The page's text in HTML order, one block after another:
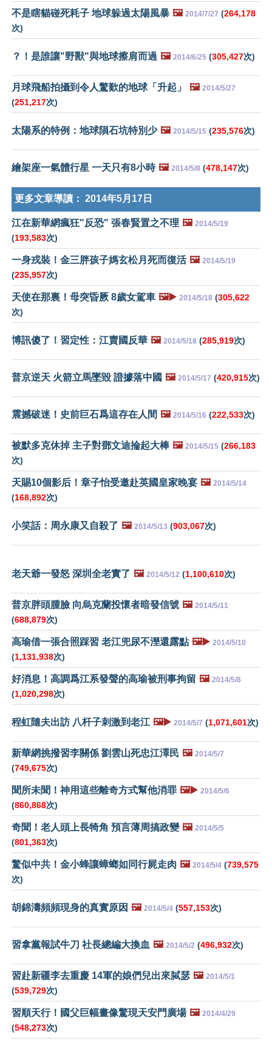
不是瞎貓碰死耗子 地球躲過太陽風暴 🖼️ 2014/7/27 (264,178
次)
？！是誰讓"野獸"與地球擦肩而過 🖼️ 2014/6/25 (305,427次)
月球飛船拍攝到令人驚歎的地球「升起」 🖼️ 2014/5/27
(251,217次)
太陽系的特例：地球隕石坑特別少 🖼️ 2014/5/15 (235,576次)
繪架座一氣體行星 一天只有8小時 🖼️ 2014/5/8 (478,147次)
更多文章導讀： 2014年5月17日
江在新華網瘋狂"反恐" 張春賢置之不理 🖼️ 2014/5/19
(193,583次)
一身戎裝！金三胖孩子媽玄松月死而復活 🖼️ 2014/5/19
(235,957次)
天使在那裏！母突昏厥 8歲女駕車 🖼️▶️ 2014/5/18 (305,622
次)
博訊傻了！習定性：江賣國反華 🖼️ 2014/5/18 (285,919次)
普京逆天 火箭立馬墜毀 證據落中國 🖼️ 2014/5/17 (420,915次)
震撼破迷！史前巨石爲這存在人間 🖼️ 2014/5/16 (222,533次)
被默多克休掉 主子對鄧文迪掄起大棒 🖼️ 2014/5/15 (266,183
次)
天賜10個影后！章子怡受邀赴英國皇家晚宴 🖼️ 2014/5/14
(168,892次)
小笑話：周永康又自殺了 🖼️ 2014/5/13 (903,067次)
老天爺一發怒 深圳全老實了 🖼️ 2014/5/12 (1,100,610次)
普京胖頭腫臉 向烏克蘭投懷者暗發信號 🖼️ 2014/5/11
(688,879次)
高瑜借一張合照踩習 老江兜尿不溼還露點 🖼️▶️ 2014/5/10
(1,131,938次)
好消息！高調爲江系發聲的高瑜被刑事拘留 🖼️ 2014/5/8
(1,020,298次)
程虹隨夫出訪 八杆子刺激到老江 🖼️▶️ 2014/5/7 (1,071,601次)
新華網挑撥習李關係 劉雲山死忠江澤民 🖼️ 2014/5/7
(749,675次)
聞所未聞！神用這些離奇方式幫他消罪 🖼️▶️ 2014/5/6
(860,868次)
奇聞！老人頭上長犄角 預言薄周搞政變 🖼️ 2014/5/5
(801,363次)
驚似中共！金小蜂讓蟑螂如同行屍走肉 🖼️ 2014/5/4 (739,575
次)
胡錦濤頻頻現身的真實原因 🖼️ 2014/5/4 (557,153次)
習拿黨報試牛刀 社長總編大換血 🖼️ 2014/5/2 (496,932次)
習赴新疆李去重慶 14軍的娘們兒出來脦瑟 🖼️ 2014/5/1
(539,729次)
習順天行！國父巨幅畫像驚現天安門廣場 🖼️ 2014/4/29
(548,273次)